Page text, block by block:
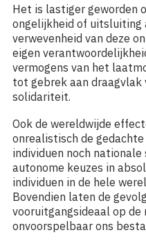
Het is lastiger geworden
ongelijkheid of uitsluiting
verwevenheid van deze
eigen
vermogens van het
tot gebrek aan
solidariteit.
Ook de wereldwijde
onrealistisch de
individuen noch
autonome keuzes in
individuen in de hele
Bovendien laten de
vooruitgangsideaal op
onvoorspelbaar ons